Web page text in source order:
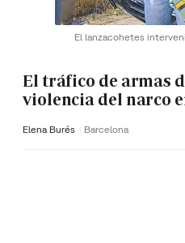
El lanzacohetes
El tráfico de armas
violencia del narco
Elena Burés Barcelona